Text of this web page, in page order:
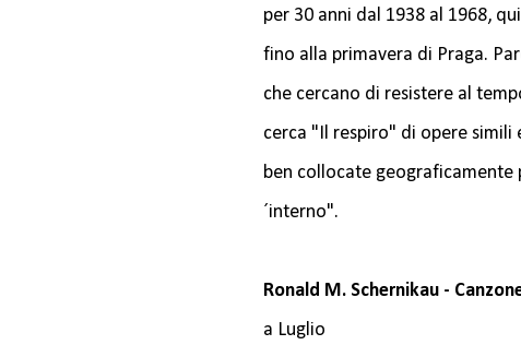
per 30 anni dal 1938 al 1968,
fino alla primavera di Praga.
che cercano di resistere al
cerca "Il respiro" di opere
ben collocate geograficamente
´interno".
Ronald M. Schernikau -
a Luglio